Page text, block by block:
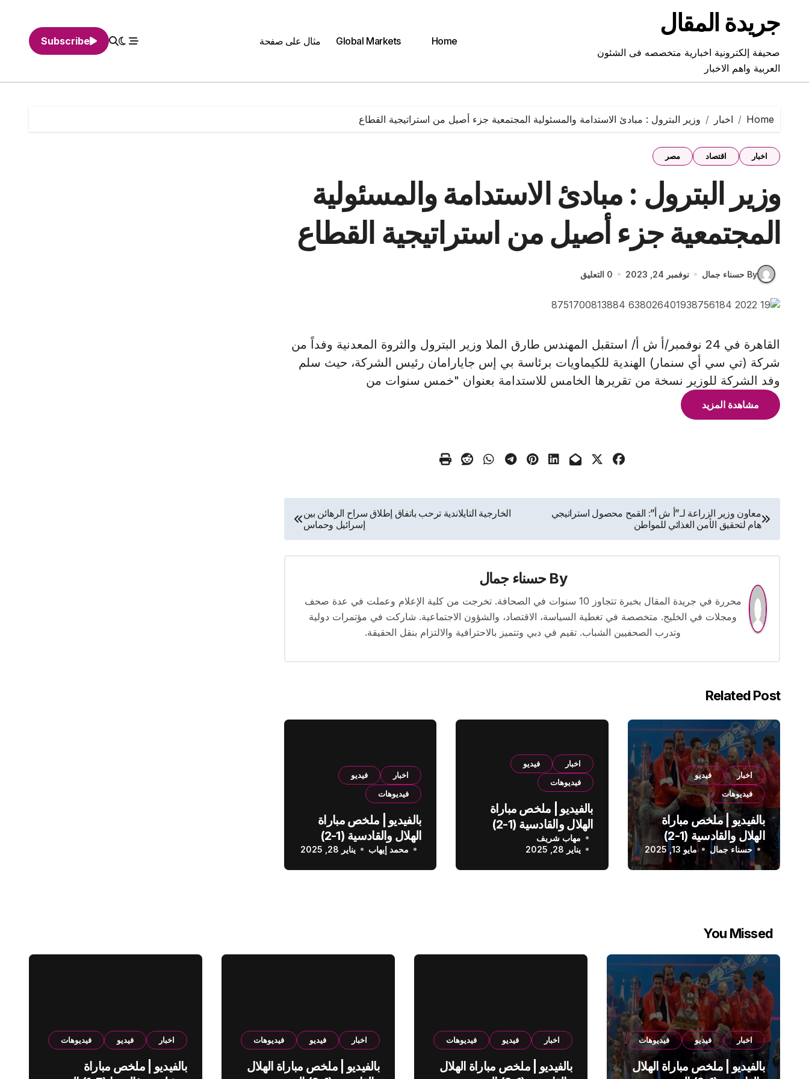
contentجريدة المقال
صحيفة إلكترونية اخبارية متخصصه فى الشئون
العربية واهم الاخبار
Home
Global Markets مثال على صفحة Subscribe
Home اخبار وزير البترول : مبادئ الاستدامة والمسئولية المجتمعية جزء أصيل من استراتيجية القطاع
اخبار اقتصاد مصر
وزير البترول : مبادئ الاستدامة والمسئولية
المجتمعية جزء أصيل من استراتيجية القطاع
By حسناء جمال نوفمبر 24, 2023 0 التعليق
القاهرة في 24 نوفمبر/أ ش أ/ استقبل المهندس طارق الملا وزير البترول والثروة المعدنية وفداً من
شركة (تي سي أي سنمار) الهندية للكيماويات برئاسة بي إس جايارامان رئيس الشركة، حيث سلم
وفد الشركة للوزير نسخة من تقريرها الخامس للاستدامة بعنوان "خمس سنوات من
مشاهدة المزيد
تصفّح
المقالات
معاون وزير الزراعة لـ”أ ش أ”: القمح محصول استراتيجي
هام لتحقيق الأمن الغذائي للمواطن
الخارجية التايلاندية ترحب باتفاق إطلاق سراح الرهائن بين
إسرائيل وحماس
By حسناء جمال
محررة في جريدة المقال بخبرة تتجاوز 10 سنوات في الصحافة. تخرجت من كلية الإعلام وعملت في عدة صحف
ومجلات في الخليج. متخصصة في تغطية السياسة، الاقتصاد، والشؤون الاجتماعية. شاركت في مؤتمرات دولية
وتدرب الصحفيين الشباب. تقيم في دبي وتتميز بالاحترافية والالتزام بنقل الحقيقة.
Related Post
اخبار
فيديو
فيديوهات
بالفيديو | ملخص مباراة
الهلال والقادسية (1-2)
الدوري السعودي
حسناء جمال مايو 13, 2025
اخبار
فيديو
فيديوهات
بالفيديو | ملخص مباراة
الهلال والقادسية (1-2)
الدوري السعودي
مهاب شريف
يناير 28, 2025
اخبار
فيديو
فيديوهات
بالفيديو | ملخص مباراة
الهلال والقادسية (1-2)
الدوري السعودي
محمد إيهاب يناير 28, 2025
You Missed
اخبار فيديو فيديوهات
بالفيديو | ملخص مباراة الهلال
اخبار فيديو فيديوهات
بالفيديو | ملخص مباراة الهلال
اخبار فيديو فيديوهات
بالفيديو | ملخص مباراة الهلال
اخبار فيديو فيديوهات
بالفيديو | ملخص مباراة